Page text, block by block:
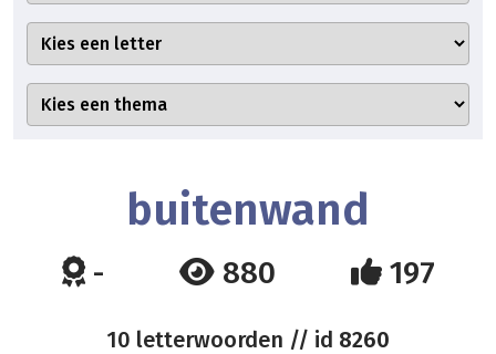
buitenwand
- 880 197
10 letterwoorden // id 8260